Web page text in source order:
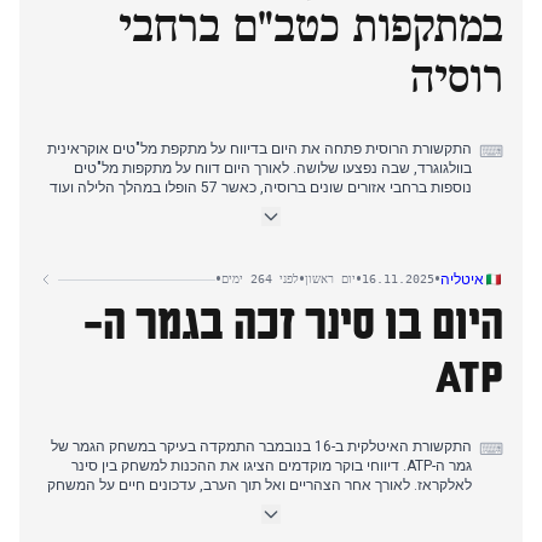
London, Al-Alam News Network). בנפרד, CENTCOM גינה אתבמתקפות כטב"ם ברחבי
רוסיה
⌨ התקשורת הרוסית פתחה את היום בדיווח על מתקפת מל"טים אוקראינית
בוולגוגרד, שבה נפצעו שלושה. לאורך היום דווח על מתקפות מל"טים
נוספות ברחבי אזורים שונים ברוסיה, כאשר 57 הופלו במהלך הלילה ועוד
ארה"ב-רוסיה, כאשר שגרירות רוסיה בארה"ב ציינה "חלון הזדמנויות"
חדשים על ידי רוסיה ודיונים סביב נפגעי צבא אוקראינה ומורל החיילים.
התמקדות מתמשכת בירידת המורל של הכוחות האוקראינים.
איטליה•
16.11.2025
•יום ראשון•לפני 264 ימים •
היום בו סינר זכה בגמר ה-
ATP
⌨
התקשורת האיטלקית ב-16 בנובמבר התמקדה בעיקר במשחק הגמר של
גמר ה-ATP. דיווחי בוקר מוקדמים הציגו את ההכנות למשחק בין סינר
לאלקראז. לאורך אחר הצהריים ואל תוך הערב, עדכונים חיים על המשחק
השחקנים, ואף הפסקה קצרה עקב מחלת צופה. בשעות הערב